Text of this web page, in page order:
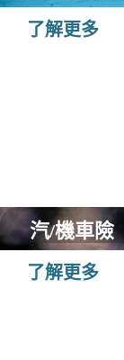
了解更多
汽/機車險
了解更多